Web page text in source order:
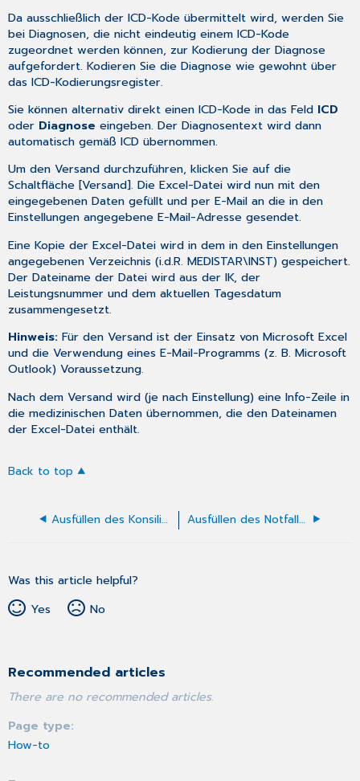
Da ausschließlich der ICD-Kode übermittelt wird, werden Sie
bei Diagnosen, die nicht eindeutig einem ICD-Kode
zugeordnet werden können, zur Kodierung der Diagnose
aufgefordert. Kodieren Sie die Diagnose wie gewohnt über
dasICD-Kodierungsregister.
Sie können alternativ direkt einen ICD-Kode in das Feld ICD
oder Diagnose eingeben. Der Diagnosentext wird dann
automatisch gemäß ICD übernommen.
Um den Versand durchzuführen, klicken Sie auf die
Schaltfläche [Versand]. Die Excel-Datei wird nun mit den
eingegebenen Daten gefüllt und per E-Mail an die in den
Einstellungen angegebene E-Mail-Adresse gesendet.
Eine Kopie der Excel-Datei wird in dem in den Einstellungen
angegebenen Verzeichnis (i.d.R. MEDISTAR\INST) gespeichert.
Der Dateiname der Datei wird aus der IK, der
Leistungsnummer und dem aktuellen Tagesdatum
zusammengesetzt.
Hinweis:Für den Versand ist der Einsatz von Microsoft Excel
und die Verwendung eines E-Mail-Programms (z. B. Microsoft
Outlook) Voraussetzung.
Nach dem Versand wird (je nach Einstellung) eine Info-Zeile in
die medizinischen Daten übernommen, die den Dateinamen
der Excel-Datei enthält.
Back to top
Ausfüllen des Konsiliarbericht Psychotherapie Ausfüllen des Notfall-/Vertreterscheins
Was this article helpful?
Yes
No
Recommended articles
There are no recommended articles.
Page type
How-to